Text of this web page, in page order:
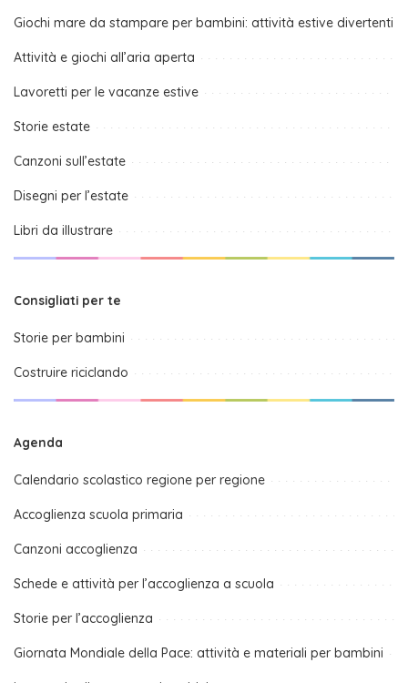
Giochi mare da stampare per bambini: attività estive divertenti
Attività e giochi all’aria aperta
Lavoretti per le vacanze estive
Storie estate
Canzoni sull’estate
Disegni per l’estate
Libri da illustrare
Consigliati per te
Storie per bambini
Costruire riciclando
Agenda
Calendario scolastico regione per regione
Accoglienza scuola primaria
Canzoni accoglienza
Schede e attività per l’accoglienza a scuola
Storie per l’accoglienza
Giornata Mondiale della Pace: attività e materiali per bambini